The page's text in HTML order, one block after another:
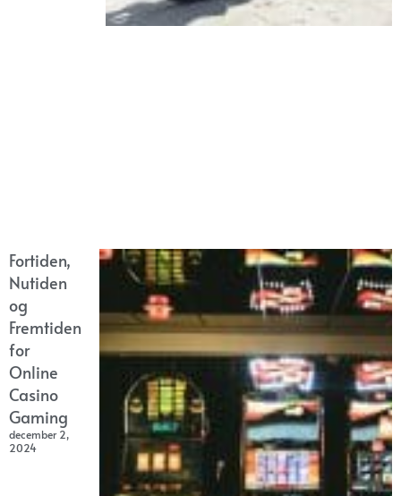
Fortiden,
Nutiden
og
Fremtiden
for
Online
Casino
Gaming
december 2,
2024